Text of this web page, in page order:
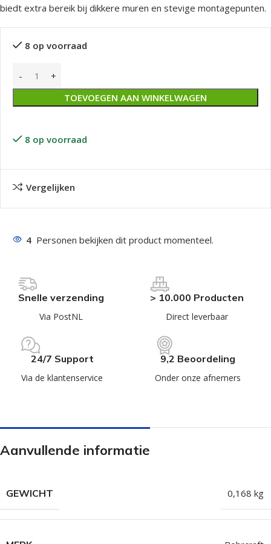
biedt extra bereik bij dikkere muren en stevige montagepunten.
8 op voorraad
TOEVOEGEN AAN WINKELWAGEN
8 op voorraad
Vergelijken
4 Personen bekijken dit product momenteel.
Snelle verzending
Via PostNL
> 10.000 Producten
Direct leverbaar
24/7 Support
Via de klantenservice
9,2 Beoordeling
Onder onze afnemers
Aanvullende informatie
GEWICHT 0,168 kg